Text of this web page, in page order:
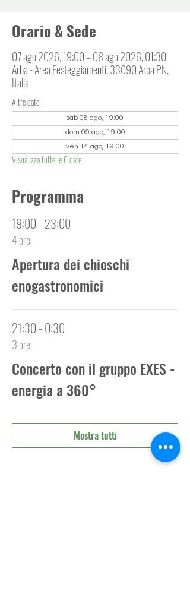
Orario & Sede
07 ago 2026, 19:00 – 08 ago 2026, 01:30
Arba - Area Festeggiamenti, 33090 Arba PN,
Italia
Altre date
sab 08 ago, 19:00
dom 09 ago, 19:00
ven 14 ago, 19:00
Visualizza tutte le 6 date
Programma
19:00 - 23:00
4 ore
Apertura dei chioschi
enogastronomici
21:30 - 0:30
3 ore
Concerto con il gruppo EXES -
energia a 360°
Mostra tutti